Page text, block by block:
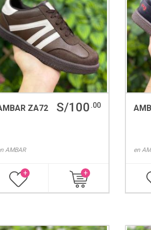
ZA72
AMBAR
S/100 .00
+ +
en